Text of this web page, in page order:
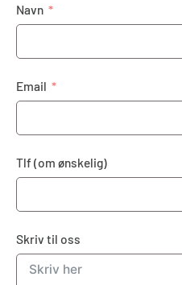
Navn
Email
Tlf (om ønskelig)
Skriv til oss